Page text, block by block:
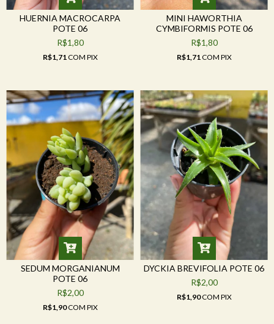
HUERNIA MACROCARPA
POTE 06
R$1,80
R$1,71 COM PIX
MINI HAWORTHIA
CYMBIFORMIS POTE 06
R$1,80
R$1,71 COM PIX
SEDUM MORGANIANUM
POTE 06
R$2,00
R$1,90COM PIX
DYCKIA BREVIFOLIA POTE 06
R$2,00
R$1,90COM PIX